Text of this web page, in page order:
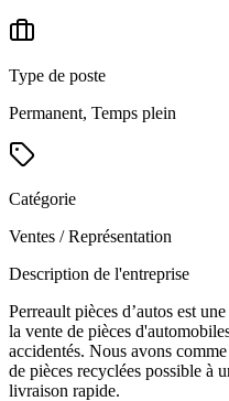
Type de poste
Permanent, Temps plein
Catégorie
Ventes / Représentation
Description de l'entreprise
Perreault pièces d’autos est
la vente de pièces
accidentés. Nous avons
de pièces recyclées possible à
livraison rapide.